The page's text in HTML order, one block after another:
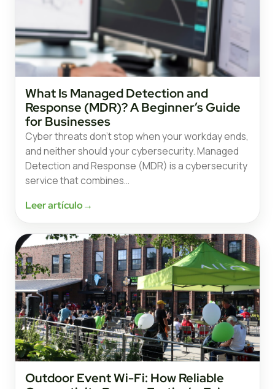
What Is Managed Detection and
Response (MDR)? A Beginner’s Guide
for Businesses
Cyber threats don’t stop when your workday ends,
and neither should your cybersecurity. Managed
Detection and Response (MDR) is a cybersecurity
service that combines…
Leer artículo→
Outdoor Event Wi-Fi: How Reliable